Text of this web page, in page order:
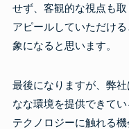
せず、客観的な視点も
アピールしていただけ
象になると思います。
最後になりますが、弊
なな環境を提供できて
テクノロジーに触れる